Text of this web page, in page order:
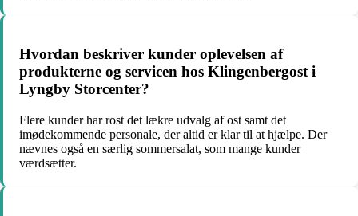
Hvordan beskriver kunder oplevelsen af
produkterne og servicen hos Klingenbergost i
Lyngby Storcenter?
Flere kunder har rost det lækre udvalg af ost samt det
imødekommende personale, der altid er klar til at hjælpe. Der
nævnes også en særlig sommersalat, som mange kunder
værdsætter.